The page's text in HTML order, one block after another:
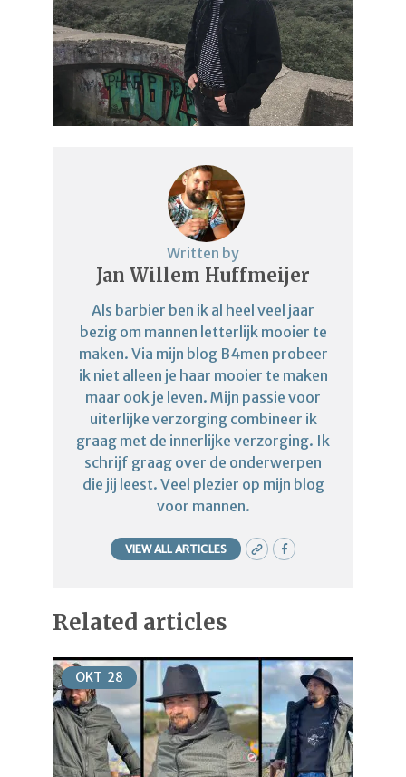
Written by
Jan Willem Huffmeijer
Als barbier ben ik al heel veel jaar
bezig om mannen letterlijk mooier te
maken. Via mijn blog B4men probeer
ik niet alleen je haar mooier te maken
maar ook je leven. Mijn passie voor
uiterlijke verzorging combineer ik
graag met de innerlijke verzorging. Ik
schrijf graag over de onderwerpen
die jij leest. Veel plezier op mijn blog
voor mannen.
VIEW ALL ARTICLES
Related articles
OKT 28